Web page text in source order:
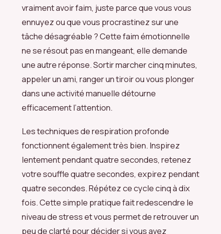
vraiment avoir faim, juste parce que vous vous
ennuyez ou que vous procrastinez sur une
tâche désagréable ? Cette faim émotionnelle
ne se résout pas en mangeant, elle demande
une autre réponse. Sortir marcher cinq minutes,
appeler un ami, ranger un tiroir ou vous plonger
dans une activité manuelle détourne
efficacement l’attention.
Les techniques de respiration profonde
fonctionnent également très bien. Inspirez
lentement pendant quatre secondes, retenez
votre souffle quatre secondes, expirez pendant
quatre secondes. Répétez ce cycle cinq à dix
fois. Cette simple pratique fait redescendre le
niveau de stress et vous permet de retrouver un
peu de clarté pour décider si vous avez